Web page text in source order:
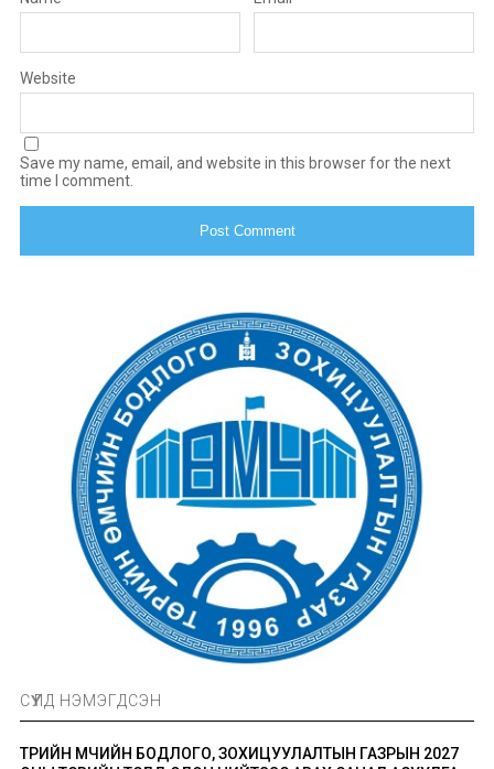
Website
Save my name, email, and website in this browser for the next
time I comment.
СҮҮЛД НЭМЭГДСЭН
ТӨРИЙН ӨМЧИЙН БОДЛОГО, ЗОХИЦУУЛАЛТЫН ГАЗРЫН 2027